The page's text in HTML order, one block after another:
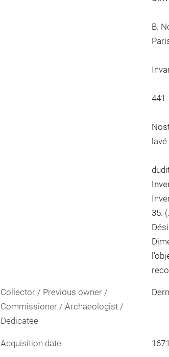
B.
441
35.
Collector / Previous owner /
Commissioner / Archaeologist /
Dedicatee
Acquisition date 1671